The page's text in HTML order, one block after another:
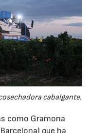
cabalgante.
como Gramona
que ha